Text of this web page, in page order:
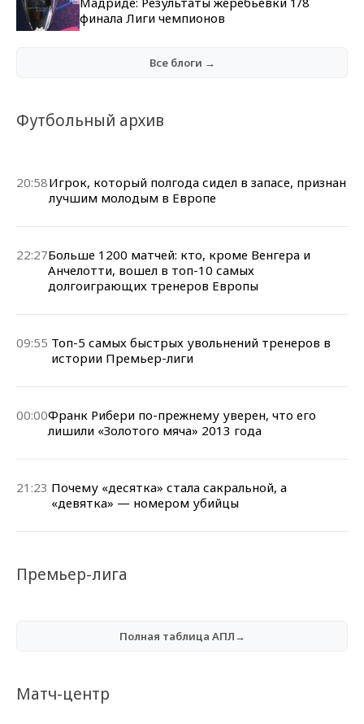
финала Лиги чемпионов
Все блоги →
Футбольный архив
20:58Игрок, который полгода сидел в запасе, признан
лучшим молодым в Европе
22:27Больше 1200 матчей: кто, кроме Венгера и
Анчелотти, вошел в топ-10 самых
долгоиграющих тренеров Европы
09:55 Топ-5 самых быстрых увольнений тренеров в
истории Премьер-лиги
00:00Франк Рибери по-прежнему уверен, что его
лишили «Золотого мяча» 2013 года
21:23 Почему «десятка» стала сакральной, а
«девятка» — номером убийцы
Премьер-лига
Полная таблица АПЛ→
Матч-центр